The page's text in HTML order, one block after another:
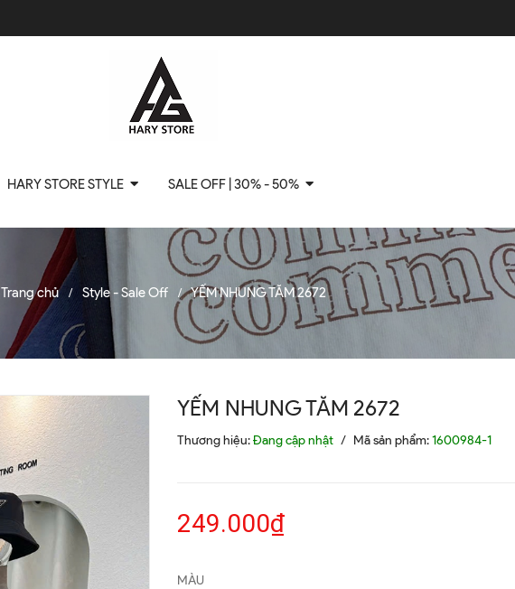
HARY STORE STYLE SALE OFF | 30% - 50%
Trang chủ / Style - Sale Off / YẾM NHUNG TĂM 2672
YẾM NHUNG TĂM 2672
Thương hiệu:Đang cập nhật / Mã sản phẩm:1600984-1
249.000₫
MÀU